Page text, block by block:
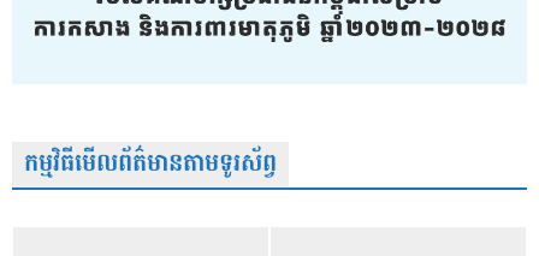
កម្មវិធីមើលព័ត៌មានតាមទូរស័ព្វ